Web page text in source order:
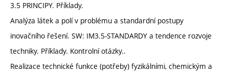
3.5 PRINCIPY. Příklady.
Analýza látek a polí v problému a standardní postupy
inovačního řešení. SW: IM3.5-STANDARDY a tendence rozvoje
techniky. Příklady. Kontrolní otázky..
Realizace technické funkce (potřeby) fyzikálními, chemickým a